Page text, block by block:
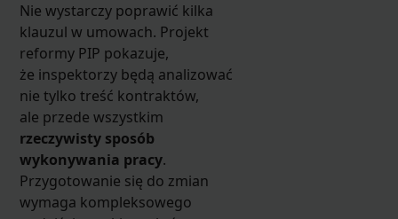
Nie wystarczy poprawić kilka
klauzul w umowach. Projekt
reformy PIP pokazuje,
że inspektorzy będą analizować
nie tylko treść kontraktów,
ale przede wszystkim
rzeczywisty sposób
wykonywania pracy.
Przygotowanie się do zmian
wymaga kompleksowego